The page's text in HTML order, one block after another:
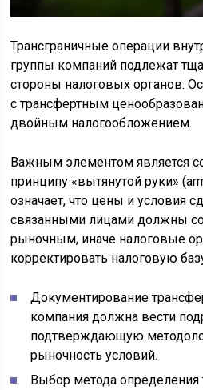
Трансграничные операции
группы компаний подлежат
стороны налоговых органов.
с трансфертным
двойным налогообложением.
Важным элементом является
принципу «вытянутой руки»
означает, что цены и условия
связанными лицами должны
рыночным, иначе налоговые
корректировать налоговую
Документирование
компания должна вести
подтверждающую
рыночность условий.
Выбор метода определения